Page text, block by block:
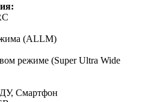
(ALLM)
режиме (Super Ultra Wide
Смартфон